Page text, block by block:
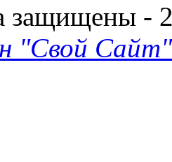
защищены -
"Свой Сайт"